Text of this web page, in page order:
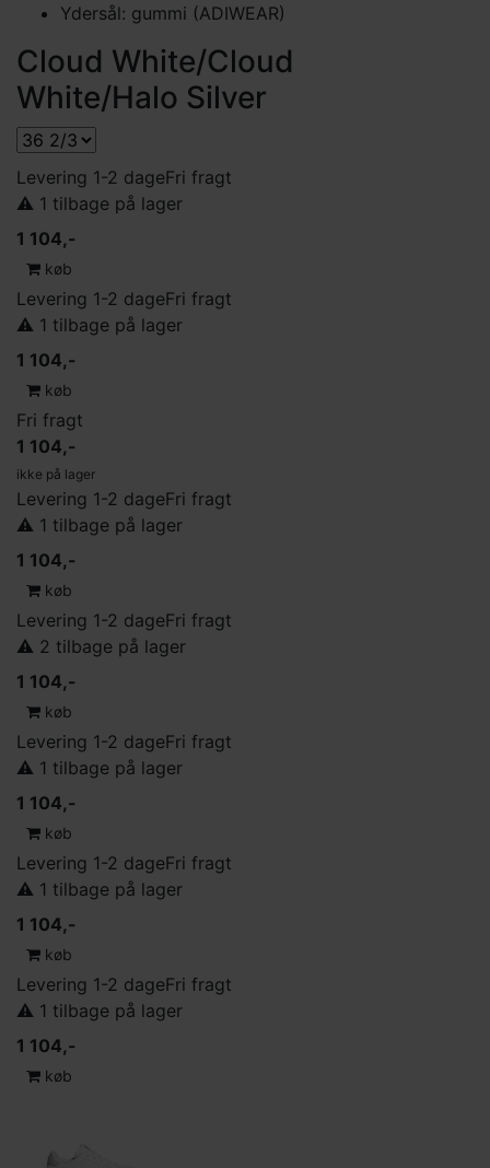
Ydersål: gummi (ADIWEAR)
Cloud White/Cloud
White/Halo Silver
Levering 1-2 dageFri fragt
⚠️ 1 tilbage på lager
1 104,-
køb
Levering 1-2 dageFri fragt
⚠️ 1 tilbage på lager
1 104,-
køb
Fri fragt
1 104,-
ikke på lager
Levering 1-2 dageFri fragt
⚠️ 1 tilbage på lager
1 104,-
køb
Levering 1-2 dageFri fragt
⚠️ 2 tilbage på lager
1 104,-
køb
Levering 1-2 dageFri fragt
⚠️ 1 tilbage på lager
1 104,-
køb
Levering 1-2 dageFri fragt
⚠️ 1 tilbage på lager
1 104,-
køb
Levering 1-2 dageFri fragt
⚠️ 1 tilbage på lager
1 104,-
køb